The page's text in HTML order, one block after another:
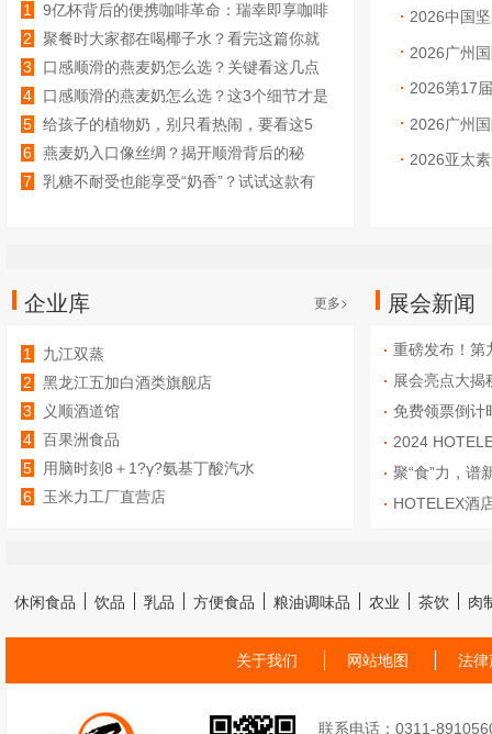
2026中国
2026广州
2026第17
2026广州
2026亚太
1
9亿杯背后的便携咖啡革命：瑞幸即享咖啡
液如何跑出双位数高增长？
2
聚餐时大家都在喝椰子水？看完这篇你就
知道怎么选了
3
口感顺滑的燕麦奶怎么选？关键看这几点
4
口感顺滑的燕麦奶怎么选？这3个细节才是
关键
5
给孩子的植物奶，别只看热闹，要看这5
个“门道”
6
燕麦奶入口像丝绸？揭开顺滑背后的秘
密，这几款你试过吗？
7
乳糖不耐受也能享受“奶香”？试试这款有
企业库 更多>
1
九江双蒸
2
黑龙江五加白酒类旗舰店
3
义顺酒道馆
4
百果洲食品
5
用脑时刻8＋1?γ?氨基丁酸汽水
6
玉米力工厂直营店
展会新闻
重磅发布！第
展会亮点大揭
免费领票倒计
事、18+场行
2024
聚“食”力，谱
FHC中国国际
HOTELEX酒
休闲食品 饮品 乳品 方便食品 粮油调味品 农业 茶饮 肉
关于我们 网站地图 法律
联系电话：0311-